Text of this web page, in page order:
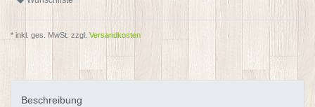
* inkl. ges. MwSt. zzgl. Versandkosten
Beschreibung